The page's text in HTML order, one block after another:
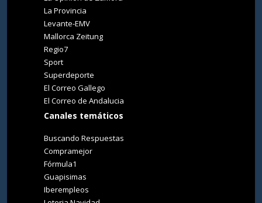
La Provincia
Levante-EMV
Mallorca Zeitung
Regio7
Sport
Superdeporte
El Correo Gallego
El Correo de Andalucia
Canales temáticos
Buscando Respuestas
Compramejor
Fórmula1
Guapisimas
Iberempleos